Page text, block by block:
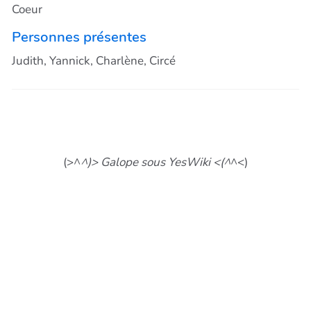
Coeur
Personnes présentes
Judith, Yannick, Charlène, Circé
(>^^)> Galope sous YesWiki <(^^<)